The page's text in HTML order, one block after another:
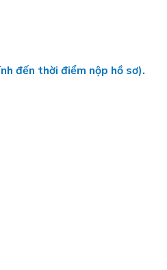
đến thời điểm nộp hồ sơ).